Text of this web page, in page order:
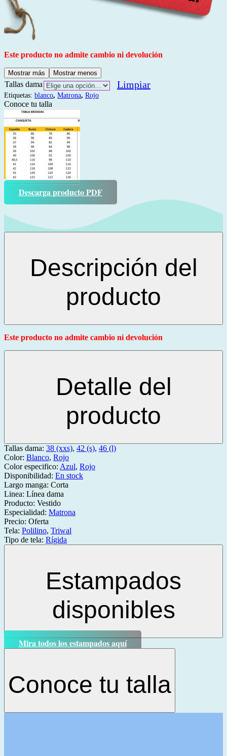
Este producto no admite cambio ni devolución
Mostrar más Mostrar menos
Tallas dama Limpiar
Etiquetas: blanco, Matrona, Rojo
Conoce tu talla
Descarga producto PDF
Descripción del
producto
Este producto no admite cambio ni devolución
Detalle del
producto
Tallas dama: 38 (xxs), 42 (s), 46 (l)
Color: Blanco, Rojo
Color especifico: Azul, Rojo
Disponibilidad: En stock
Largo manga: Corta
Linea: Línea dama
Producto: Vestido
Especialidad: Matrona
Precio: Oferta
Tela: Polilino, Triwal
Tipo de tela: Rígida
Estampados
disponibles
Mira todos los estampados aquí
Conoce tu talla